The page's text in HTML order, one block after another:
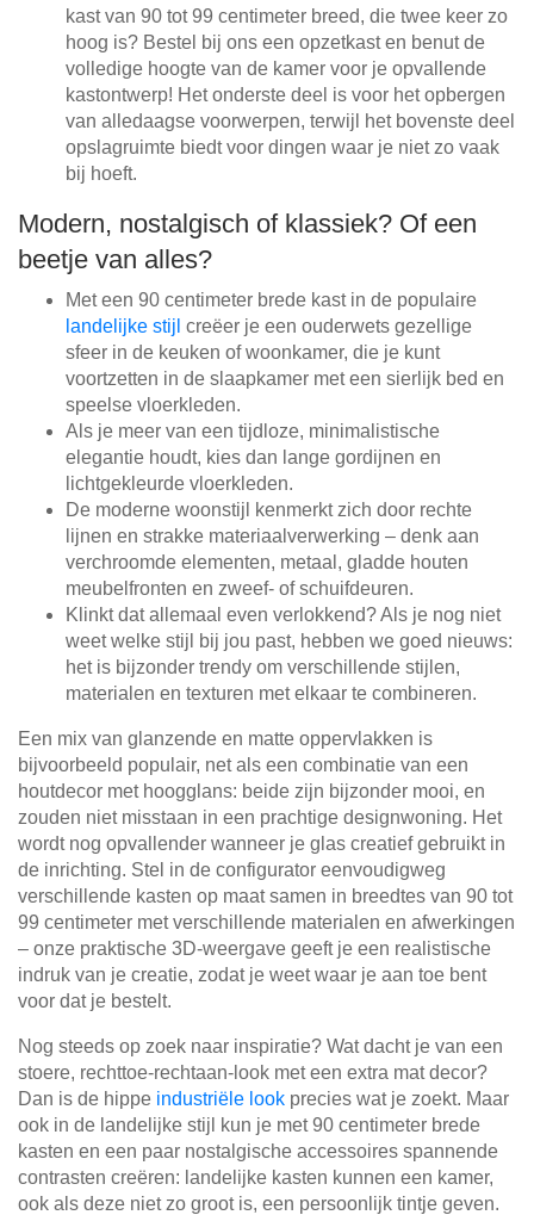
kast van 90 tot 99 centimeter breed, die twee keer zo
hoog is? Bestel bij ons een opzetkast en benut de
volledige hoogte van de kamer voor je opvallende
kastontwerp! Het onderste deel is voor het opbergen
van alledaagse voorwerpen, terwijl het bovenste deel
opslagruimte biedt voor dingen waar je niet zo vaak
bij hoeft.
Modern, nostalgisch of klassiek? Of een
beetje van alles?
Met een 90 centimeter brede kast in de populaire
landelijke stijl creëer je een ouderwets gezellige
sfeer in de keuken of woonkamer, die je kunt
voortzetten in de slaapkamer met een sierlijk bed en
speelse vloerkleden.
Als je meer van een tijdloze, minimalistische
elegantie houdt, kies dan lange gordijnen en
lichtgekleurde vloerkleden.
De moderne woonstijl kenmerkt zich door rechte
lijnen en strakke materiaalverwerking – denk aan
verchroomde elementen, metaal, gladde houten
meubelfronten en zweef- of schuifdeuren.
Klinkt dat allemaal even verlokkend? Als je nog niet
weet welke stijl bij jou past, hebben we goed nieuws:
het is bijzonder trendy om verschillende stijlen,
materialen en texturen met elkaar te combineren.
Een mix van glanzende en matte oppervlakken is
bijvoorbeeld populair, net als een combinatie van een
houtdecor met hoogglans: beide zijn bijzonder mooi, en
zouden niet misstaan in een prachtige designwoning. Het
wordt nog opvallender wanneer je glas creatief gebruikt in
de inrichting. Stel in de configurator eenvoudigweg
verschillende kasten op maat samen in breedtes van 90 tot
99 centimeter met verschillende materialen en afwerkingen
– onze praktische 3D-weergave geeft je een realistische
indruk van je creatie, zodat je weet waar je aan toe bent
voor dat je bestelt.
Nog steeds op zoek naar inspiratie? Wat dacht je van een
stoere, rechttoe-rechtaan-look met een extra mat decor?
Dan is de hippe industriële look precies wat je zoekt. Maar
ook in de landelijke stijl kun je met 90 centimeter brede
kasten en een paar nostalgische accessoires spannende
contrasten creëren: landelijke kasten kunnen een kamer,
ook als deze niet zo groot is, een persoonlijk tintje geven.